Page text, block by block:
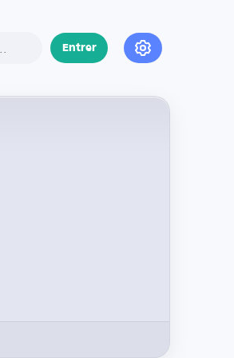
Entrer